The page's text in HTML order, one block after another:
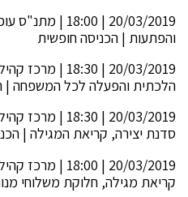
20/03/2019 |
והפתעות | הכניסה חופשית
20/03/2019 |
הלכתית והפעלה לכל המשפחה |
20/03/2019 |
סדנת יצירה, קריאת המגילה |
20/03/2019 |
קריאת מגילה, חלוקת משלוחי